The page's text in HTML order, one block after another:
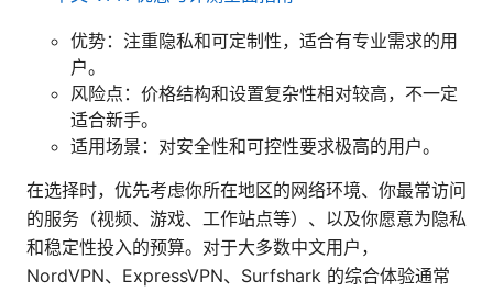
优势：注重隐私和可定制性，适合有专业需求的用
户。
风险点：价格结构和设置复杂性相对较高，不一定
适合新手。
适用场景：对安全性和可控性要求极高的用户。
在选择时，优先考虑你所在地区的网络环境、你最常访问
的服务（视频、游戏、工作站点等）、以及你愿意为隐私
和稳定性投入的预算。对于大多数中文用户，
NordVPN、ExpressVPN、Surfshark 的综合体验通常